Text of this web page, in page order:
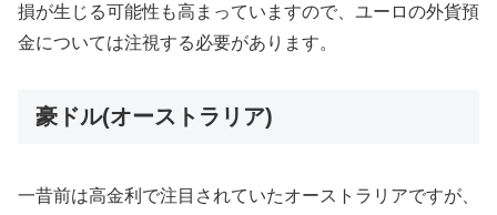
損が生じる可能性も高まっていますので、ユーロの外貨預
金については注視する必要があります。
豪ドル(オーストラリア)
一昔前は高金利で注目されていたオーストラリアですが、